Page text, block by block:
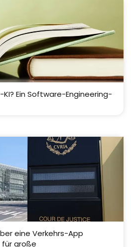
Ein Software-Engineering-
eine Verkehrs-App
große